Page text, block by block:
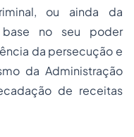
ou ainda da
base no seu poder
da persecução e
da Administração
de receitas